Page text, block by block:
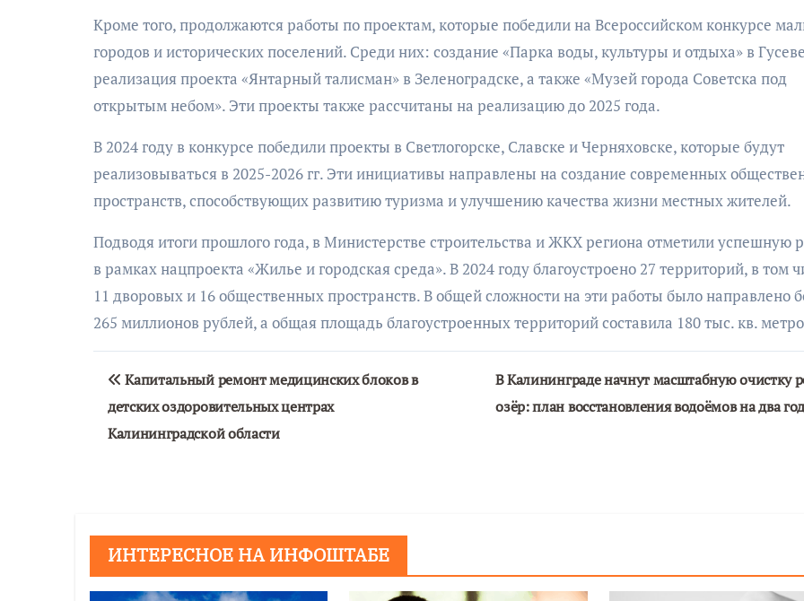
Кроме того, продолжаются работы по проектам, которые победили на Всероссийском конкурсе
городов и исторических поселений. Среди них: создание «Парка воды, культуры и отдыха» в
реализация проекта «Янтарный талисман» в Зеленоградске, а также «Музей города Советска под
открытым небом». Эти проекты также рассчитаны на реализацию до 2025 года.
В 2024 году в конкурсе победили проекты в Светлогорске, Славске и Черняховске, которые будут
реализовываться в 2025-2026 гг. Эти инициативы направлены на создание современных
пространств, способствующих развитию туризма и улучшению качества жизни местных жителей.
Подводя итоги прошлого года, в Министерстве строительства и ЖКХ региона отметили успешную
в рамках нацпроекта «Жилье и городская среда». В 2024 году благоустроено 27 территорий, в том
11 дворовых и 16 общественных пространств. В общей сложности на эти работы было направлено
265 миллионов рублей, а общая площадь благоустроенных территорий составила 180 тыс. кв.
Навигация
по
записям
Капитальный ремонт медицинских блоков в
детских оздоровительных центрах
Калининградской области
В Калининграде начнут масштабную очистку
озёр: план восстановления водоёмов на два
ИНТЕРЕСНОЕ НА ИНФОШТАБЕ
морского фестиваля
«Открытое море»
проведения!